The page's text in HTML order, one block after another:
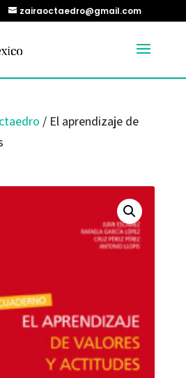
zairaoctaedro@gmail.com
/ El aprendizaje de